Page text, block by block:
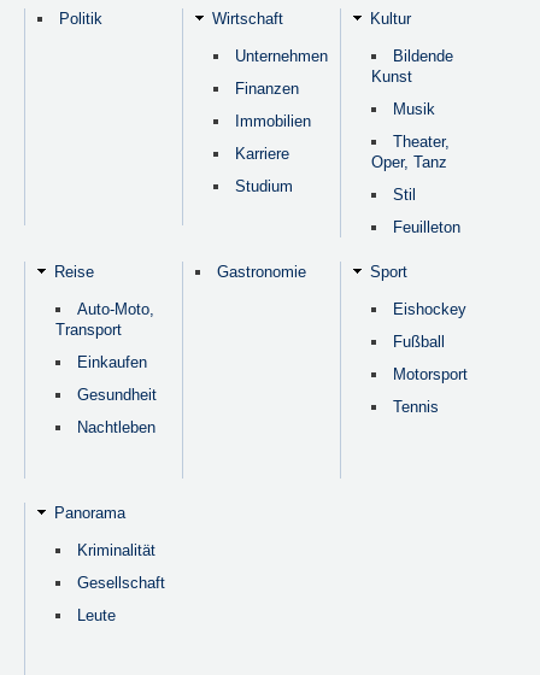
Politik Wirtschaft
Unternehmen
Finanzen
Immobilien
Karriere
Studium
Kultur
Bildende
Kunst
Musik
Theater,
Oper, Tanz
Stil
Feuilleton
Reise
Auto-Moto,
Transport
Einkaufen
Gesundheit
Nachtleben
Gastronomie Sport
Eishockey
Fußball
Motorsport
Tennis
Panorama
Kriminalität
Gesellschaft
Leute